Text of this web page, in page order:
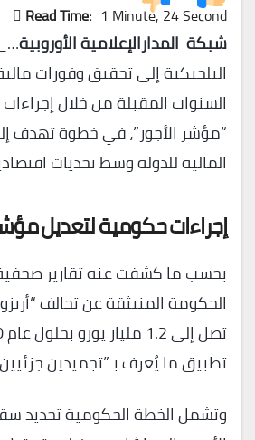
Read Time: 1 Minute, 24 Second
شبكة المدارالإعلامية الأوروبية
البلجيكية إلى تحقيق وفورات
السنوات المقبلة من خلال
“مؤشر الأجور”، في خطوة تهدف
المالية للدولة وسط تحديات
إجراءات حكومية لتعديل
بحسب ما كشفت عنه تقارير
الحكومة المنبثقة عن تحالف
تطبيق ما يُعرف بـ”تجميدين
وتشمل الخطة الحكومية تحديد